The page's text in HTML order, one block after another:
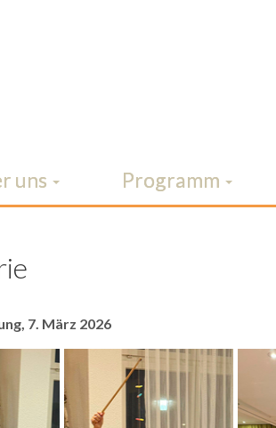
uns Programm
7. März 2026